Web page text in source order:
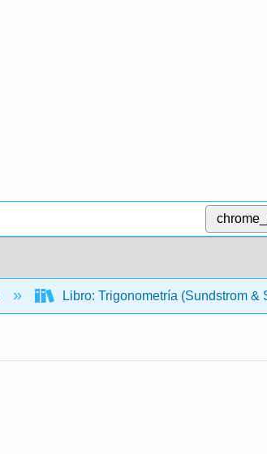
Libro: Trigonometría (Sundstrom &